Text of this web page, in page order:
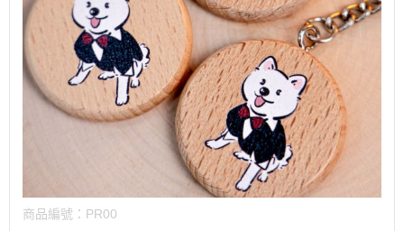
商品編號： PR00